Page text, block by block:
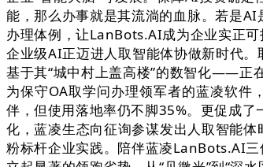
能，那么办事就是其流淌的血脉。若是
办理体例，让LanBots.AI成为企业实正
企业级AI正迈进人取智能体协做新时代
基于其“城中村上盖高楼”的数智化——正
为保守OA取学问办理领军者的蓝凌软件
伴，但使用落地率仍不脚35%。更促成
化，蓝凌生态向征询参谋发出人取智能
粉标杆企业实践。陪伴蓝凌LanBots.AI